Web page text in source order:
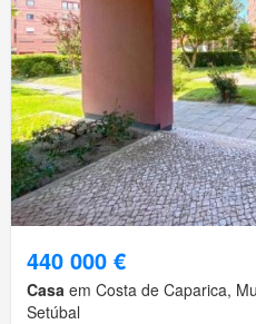
440 000 €
Casa em Costa de Caparica,
Setúbal